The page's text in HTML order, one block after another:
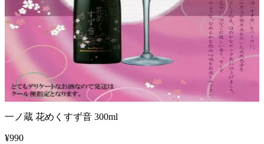
一ノ蔵 花めくすず音 300ml
¥990